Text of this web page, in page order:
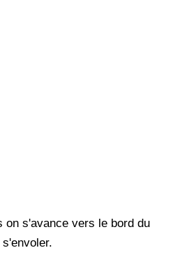
on s'avance vers le bord du